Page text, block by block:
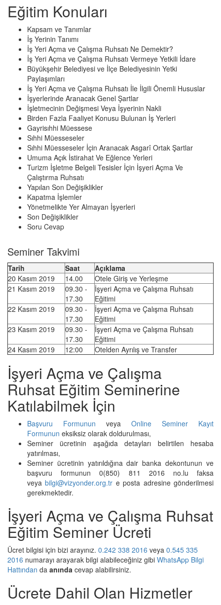
Eğitim Konuları
Kapsam ve Tanımlar
İş Yerinin Tanımı
İş Yeri Açma ve Çalışma Ruhsatı Ne Demektir?
İş Yeri Açma ve Çalışma Ruhsatı Vermeye Yetkili İdare
Büyükşehir Belediyesi ve İlçe Belediyesinin Yetki
Paylaşımları
İş Yeri Açma ve Çalışma Ruhsatı İle İlgili Önemli Hususlar
İşyerlerinde Aranacak Genel Şartlar
İşletmecinin Değişmesi Veya İşyerinin Nakli
Birden Fazla Faaliyet Konusu Bulunan İş Yerleri
Gayrisıhhi Müessese
Sıhhi Müesseseler
Sıhhi Müesseseler İçin Aranacak Asgarî Ortak Şartlar
Umuma Açık İstirahat Ve Eğlence Yerleri
Turizm İşletme Belgeli Tesisler İçin İşyeri Açma Ve
Çalıştırma Ruhsatı
Yapılan Son Değişiklikler
Kapatma İşlemler
Yönetmelikte Yer Almayan İşyerleri
Son Değişiklikler
Soru Cevap
Seminer Takvimi
Tarih Saat
Açıklama
20 Kasım 2019
14.00
Otele Giriş ve Yerleşme
21 Kasım 2019
09.30 -
17.30
İşyeri Açma ve Çalışma Ruhsatı
Eğitimi
22 Kasım 2019
09.30 -
17.30
İşyeri Açma ve Çalışma Ruhsatı
Eğitimi
23 Kasım 2019
09.30 -
17.30
İşyeri Açma ve Çalışma Ruhsatı
Eğitimi
24 Kasım 2019
12:00 Otelden Ayrılış ve Transfer
İşyeri Açma ve Çalışma
Ruhsat Eğitim Seminerine
Katılabilmek İçin
Başvuru Formunun veya Online Seminer Kayıt
Formunun eksiksiz olarak doldurulması,
Seminer ücretinin aşağıda detayları belirtilen hesaba
yatırılması,
Seminer ücretinin yatırıldığına dair banka dekontunun ve
başvuru formunun 0(850) 811 2016 no.lu faksa
veyabilgi@vizyonder.org.tr e posta adresine gönderilmesi
gerekmektedir.
İşyeri Açma ve Çalışma Ruhsat
Eğitim Seminer Ücreti
Ücret bilgisi için bizi arayınız. 0.242 338 2016 veya 0.545 335
2016 numarayı arayarak bilgi alabileceğiniz gibi WhatsApp Bilgi
Hattından da anında cevap alabilirsiniz.
Ücrete Dahil Olan Hizmetler